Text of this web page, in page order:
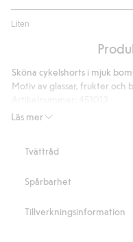
Liten
utav
30
betyg
Läs mer
Sköna cykelshorts i mjuk
Motiv av glassar, frukter och
Tvättråd
Spårbarhet
Tillverkningsinformation